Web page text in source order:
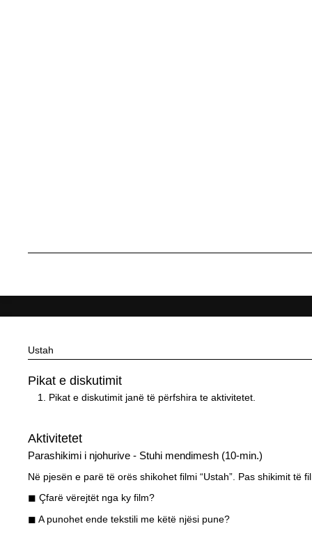
Ustah
Pikat e diskutimit
Pikat e diskutimit janë të përfshira te aktivitetet.
Aktivitetet
Parashikimi i njohurive - Stuhi mendimesh (10-min.)
Në pjesën e parë të orës shikohet filmi “Ustah”. Pas shikimit
◼ Çfarë vërejtët nga ky film?
◼ A punohet ende tekstili me këtë njësi pune?